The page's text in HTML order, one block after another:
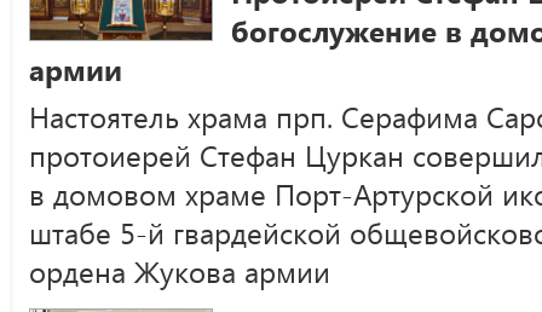
богослужение в
армии
Настоятель храма прп. Серафима
протоиерей Стефан Цуркан
в домовом храме Порт-Артурской
штабе 5-й гвардейской
ордена Жукова армии